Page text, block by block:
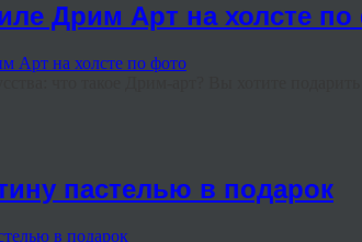
Дрим Арт на холсте
пастелью в подарок